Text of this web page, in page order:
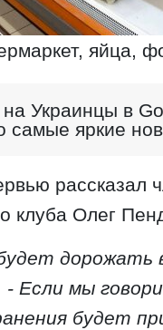
яйца,
Украинцы в
самые яркие
рассказал
клуба Олег
дорожать
- Если мы
будет